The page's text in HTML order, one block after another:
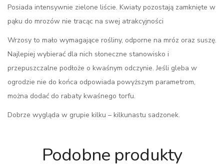
Posiada intensywnie zielone liście. Kwiaty pozostają zamknięte w
pąku do mrozów nie tracąc na swej atrakcyjności
Wrzosy to mało wymagające rośliny, odporne na mróz oraz suszę.
Najlepiej wybierać dla nich słoneczne stanowisko i
przepuszczalne podłoże o kwaśnym odczynie. Jeśli gleba w
ogrodzie nie do końca odpowiada powyższym parametrom,
można dodać do rabaty kwaśnego torfu.
Dobrze wygląda w grupie kilku – kilkunastu sadzonek.
Podobne produkty